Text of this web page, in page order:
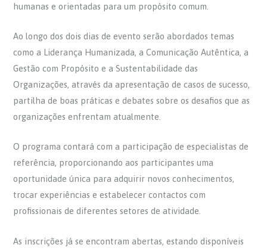
humanas e orientadas para um propósito comum.
Ao longo dos dois dias de evento serão abordados temas
como a Liderança Humanizada, a Comunicação Autêntica, a
Gestão com Propósito e a Sustentabilidade das
Organizações, através da apresentação de casos de sucesso,
partilha de boas práticas e debates sobre os desafios que as
organizações enfrentam atualmente.
O programa contará com a participação de especialistas de
referência, proporcionando aos participantes uma
oportunidade única para adquirir novos conhecimentos,
trocar experiências e estabelecer contactos com
profissionais de diferentes setores de atividade.
As inscrições já se encontram abertas, estando disponíveis